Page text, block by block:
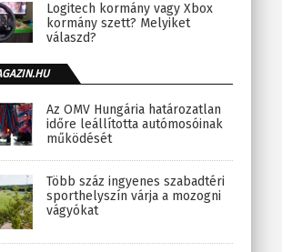
Logitech kormány vagy Xbox
kormány szett? Melyiket
válaszd?
Az OMV Hungária határozatlan
időre leállította autómosóinak
működését
Több száz ingyenes szabadtéri
sporthelyszín várja a mozogni
vágyókat